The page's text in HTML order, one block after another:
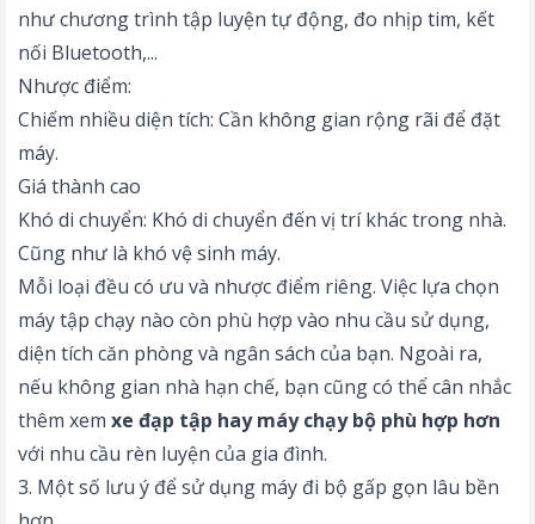
như chương trình tập luyện tự động, đo nhịp tim, kết
nối Bluetooth,...
Nhược điểm:
Chiếm nhiều diện tích: Cần không gian rộng rãi để đặt
máy.
Giá thành cao
Khó di chuyển: Khó di chuyển đến vị trí khác trong nhà.
Cũng như là khó vệ sinh máy.
Mỗi loại đều có ưu và nhược điểm riêng. Việc lựa chọn
máy tập chạy nào còn phù hợp vào nhu cầu sử dụng,
diện tích căn phòng và ngân sách của bạn. Ngoài ra,
nếu không gian nhà hạn chế, bạn cũng có thể cân nhắc
thêm xem xe đạp tập hay máy chạy bộ phù hợp hơn
với nhu cầu rèn luyện của gia đình.
3. Một số lưu ý để sử dụng máy đi bộ gấp gọn lâu bền